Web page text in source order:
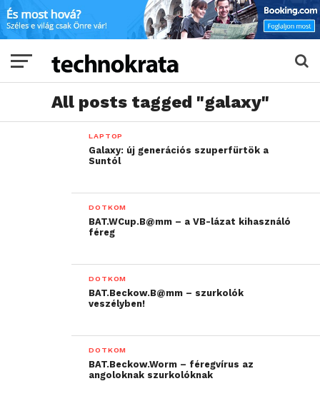
All posts tagged "galaxy"
LAPTOP
Galaxy: új generációs szuperfürtök a
Suntól
DOTKOM
BAT.WCup.B@mm – a VB-lázat kihasználó
féreg
DOTKOM
BAT.Beckow.B@mm – szurkolók
veszélyben!
DOTKOM
BAT.Beckow.Worm – féregvírus az
angoloknak szurkolóknak